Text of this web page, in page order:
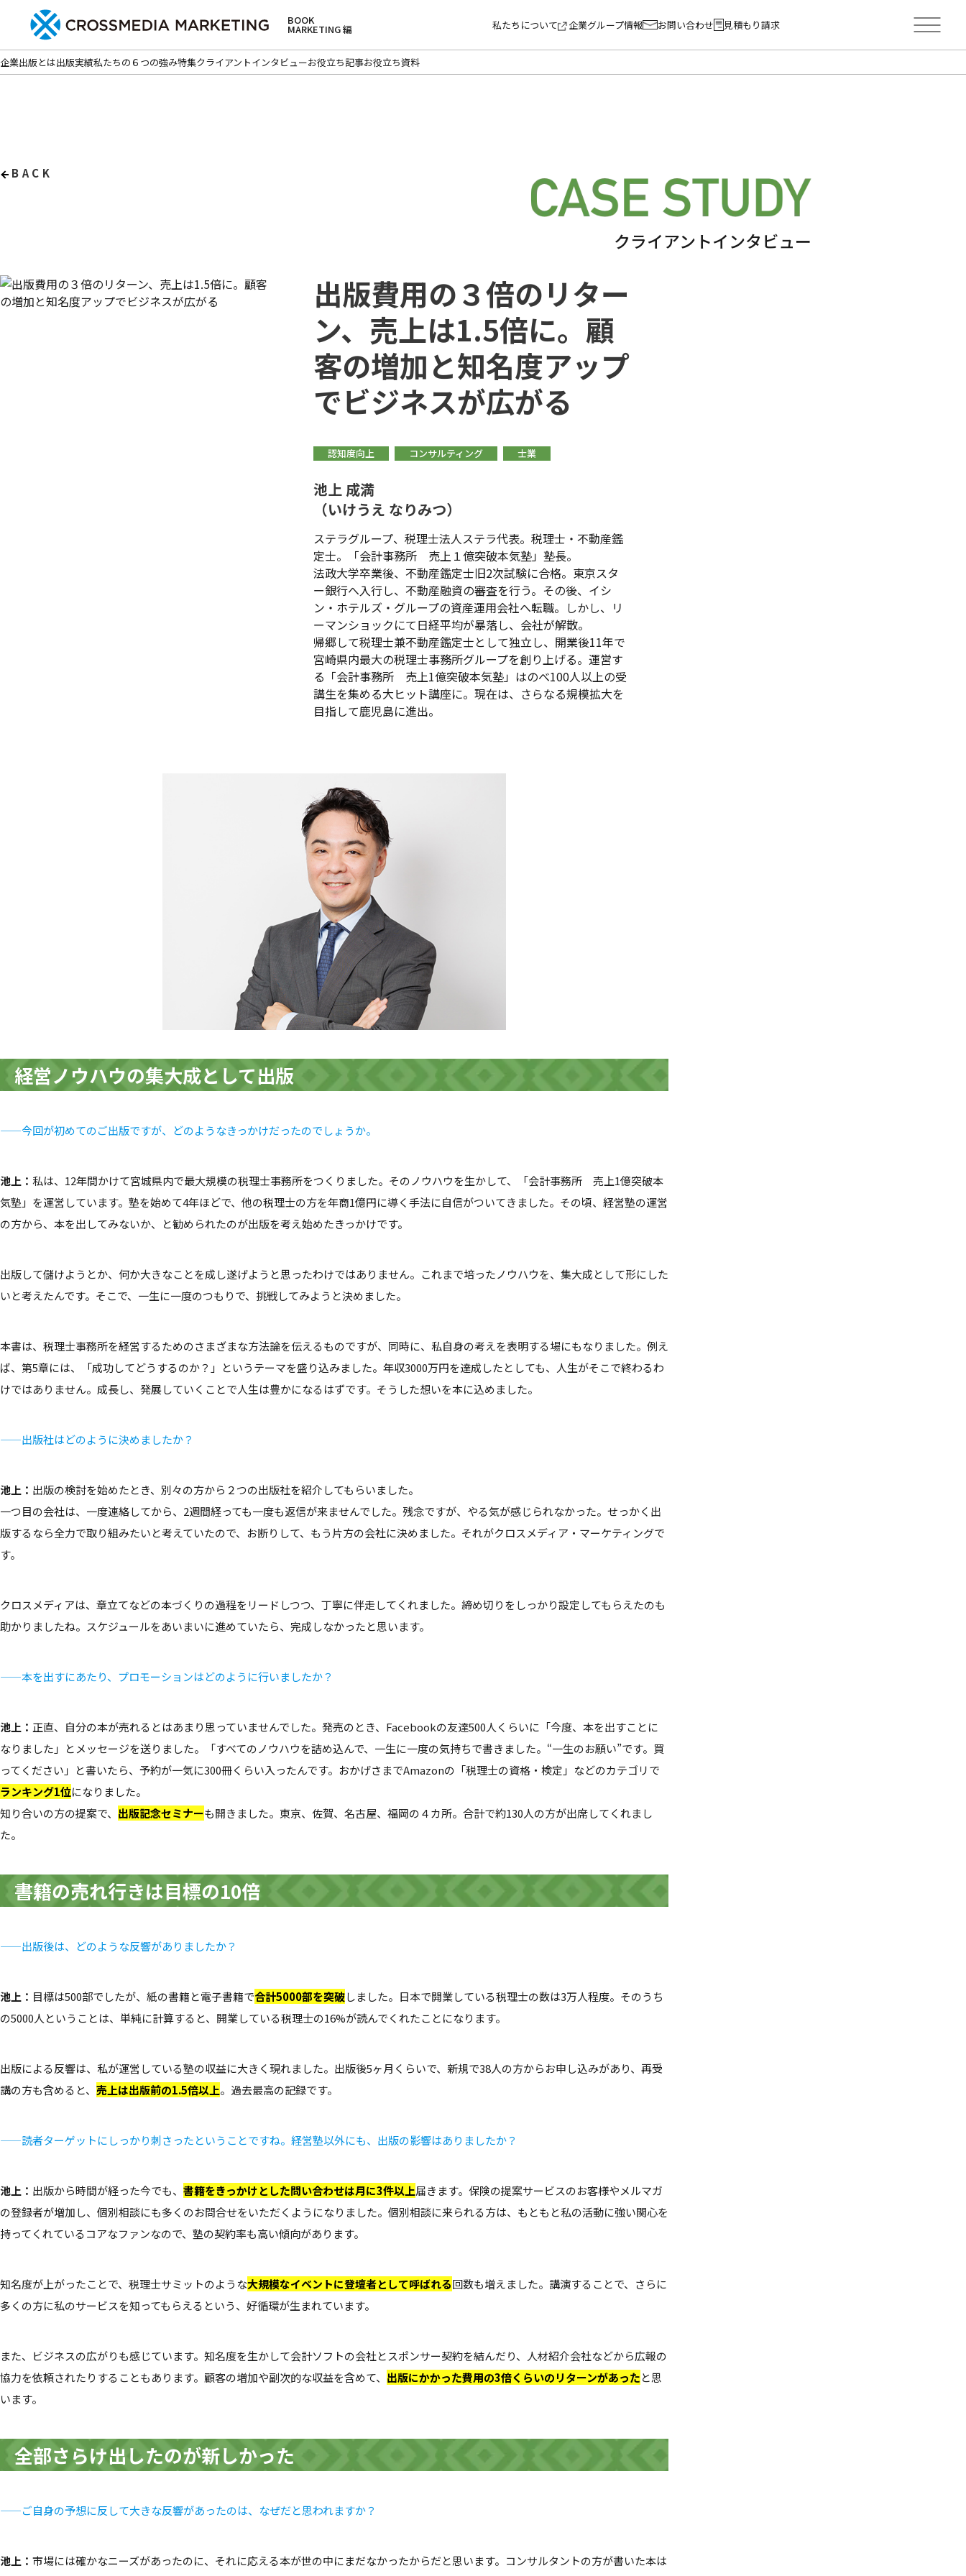
BOOK
MARKETING 編 私たちについて 企業グループ情報 お問い合わせ 見積もり請求
企業出版とは出版実績私たちの６つの強み特集クライアントインタビューお役立ち記事お役立ち資料
BACK
クライアントインタビュー
出版費用の３倍のリター
ン、売上は1.5倍に。顧
客の増加と知名度アップ
でビジネスが広がる
認知度向上 コンサルティング 士業
池上 成満
（いけうえ なりみつ）
ステラグループ、税理士法人ステラ代表。税理士・不動産鑑
定士。「会計事務所 売上１億突破本気塾」塾長。
法政大学卒業後、不動産鑑定士旧2次試験に合格。東京スタ
ー銀行へ入行し、不動産融資の審査を行う。その後、イシ
ン・ホテルズ・グループの資産運用会社へ転職。しかし、リ
ーマンショックにて日経平均が暴落し、会社が解散。
帰郷して税理士兼不動産鑑定士として独立し、開業後11年で
宮崎県内最大の税理士事務所グループを創り上げる。運営す
る「会計事務所 売上1億突破本気塾」はのべ100人以上の受
講生を集める大ヒット講座に。現在は、さらなる規模拡大を
目指して鹿児島に進出。
経営ノウハウの集大成として出版
——今回が初めてのご出版ですが、どのようなきっかけだったのでしょうか。
池上： 私は、12年間かけて宮城県内で最大規模の税理士事務所をつくりました。そのノウハウを生かして、「会計事務所 売上1億突破本
気塾」を運営しています。塾を始めて4年ほどで、他の税理士の方を年商1億円に導く手法に自信がついてきました。その頃、経営塾の運営
の方から、本を出してみないか、と勧められたのが出版を考え始めたきっかけです。
出版して儲けようとか、何か大きなことを成し遂げようと思ったわけではありません。これまで培ったノウハウを、集大成として形にした
いと考えたんです。そこで、一生に一度のつもりで、挑戦してみようと決めました。
本書は、税理士事務所を経営するためのさまざまな方法論を伝えるものですが、同時に、私自身の考えを表明する場にもなりました。例え
ば、第5章には、「成功してどうするのか？」というテーマを盛り込みました。年収3000万円を達成したとしても、人生がそこで終わるわ
けではありません。成長し、発展していくことで人生は豊かになるはずです。そうした想いを本に込めました。
——出版社はどのように決めましたか？
池上： 出版の検討を始めたとき、別々の方から２つの出版社を紹介してもらいました。
一つ目の会社は、一度連絡してから、2週間経っても一度も返信が来ませんでした。残念ですが、やる気が感じられなかった。せっかく出
版するなら全力で取り組みたいと考えていたので、お断りして、もう片方の会社に決めました。それがクロスメディア・マーケティングで
す。
クロスメディアは、章立てなどの本づくりの過程をリードしつつ、丁寧に伴走してくれました。締め切りをしっかり設定してもらえたのも
助かりましたね。スケジュールをあいまいに進めていたら、完成しなかったと思います。
——本を出すにあたり、プロモーションはどのように行いましたか？
池上： 正直、自分の本が売れるとはあまり思っていませんでした。発売のとき、Facebookの友達500人くらいに「今度、本を出すことに
なりました」とメッセージを送りました。「すべてのノウハウを詰め込んで、一生に一度の気持ちで書きました。“一生のお願い”です。買
ってください」と書いたら、予約が一気に300冊くらい入ったんです。おかげさまでAmazonの「税理士の資格・検定」などのカテゴリで
ランキング1位になりました。
知り合いの方の提案で、 出版記念セミナーも開きました。東京、佐賀、名古屋、福岡の４カ所。合計で約130人の方が出席してくれまし
た。
書籍の売れ行きは目標の10倍
——出版後は、どのような反響がありましたか？
池上： 目標は500部でしたが、紙の書籍と電子書籍で合計5000部を突破しました。日本で開業している税理士の数は3万人程度。そのうち
の5000人ということは、単純に計算すると、開業している税理士の16%が読んでくれたことになります。
出版による反響は、私が運営している塾の収益に大きく現れました。出版後5ヶ月くらいで、新規で38人の方からお申し込みがあり、再受
講の方も含めると、 売上は出版前の1.5倍以上。過去最高の記録です。
——読者ターゲットにしっかり刺さったということですね。経営塾以外にも、出版の影響はありましたか？
池上： 出版から時間が経った今でも、 書籍をきっかけとした問い合わせは月に3件以上届きます。保険の提案サービスのお客様やメルマガ
の登録者が増加し、個別相談にも多くのお問合せをいただくようになりました。個別相談に来られる方は、もともと私の活動に強い関心を
持ってくれているコアなファンなので、塾の契約率も高い傾向があります。
知名度が上がったことで、税理士サミットのような大規模なイベントに登壇者として呼ばれる回数も増えました。講演することで、さらに
多くの方に私のサービスを知ってもらえるという、好循環が生まれています。
また、ビジネスの広がりも感じています。知名度を生かして会計ソフトの会社とスポンサー契約を結んだり、人材紹介会社などから広報の
協力を依頼されたりすることもあります。顧客の増加や副次的な収益を含めて、 出版にかかった費用の3倍くらいのリターンがあったと思
います。
全部さらけ出したのが新しかった
——ご自身の予想に反して大きな反響があったのは、なぜだと思われますか？
池上： 市場には確かなニーズがあったのに、それに応える本が世の中にまだなかったからだと思います。コンサルタントの方が書いた本は